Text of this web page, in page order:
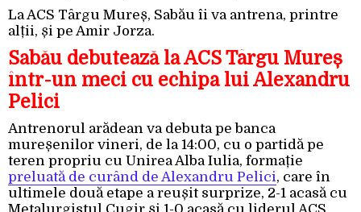
La ACS Târgu Mureș, Sabău îi va antrena, printre
alții, și pe Amir Jorza.
Sabău debutează la ACS Târgu Mureș
într-un meci cu echipa lui Alexandru
Pelici
Antrenorul arădean va debuta pe banca
mureșenilor vineri, de la 14:00, cu o partidă pe
teren propriu cu Unirea Alba Iulia, formație
preluată de curând de Alexandru Pelici, care în
ultimele două etape a reușit surprize, 2-1 acasă cu